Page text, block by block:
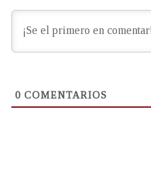
0 COMENTARIOS